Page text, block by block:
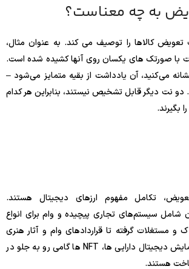
به چه معناست؟
کالاها را توصیف می کند. به عنوان مثال،
با صورتک های یکسان روی آنها کشیده شده است.
می‌کنید، آن یادداشت از بقیه متمایز می‌شود –
نت دیگر قابل تشخیص نیستند، بنابراین هر کدام
بگیرند.
تکامل مفهوم ارزهای دیجیتال هستند.
سیستم‌های تجاری پیچیده و وام برای انواع
و مستغلات گرفته تا قراردادهای وام و آثار هنری
است. با فعال کردن نمایش دیجیتال دارایی ها، NFT ها گامی رو به جلو در
هستند.